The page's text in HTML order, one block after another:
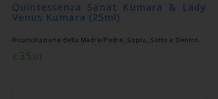
Quintessenza Sanat Kumara & Lady
Venus Kumara (25ml)
Riconciliazione della Madre/Padre, Sopra, Sotto e Dentro.
€ 35,01